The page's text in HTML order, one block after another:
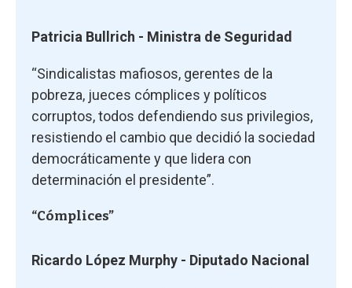
Patricia Bullrich - Ministra de Seguridad
“Sindicalistas mafiosos, gerentes de la
pobreza, jueces cómplices y políticos
corruptos, todos defendiendo sus privilegios,
resistiendo el cambio que decidió la sociedad
democráticamente y que lidera con
determinación el presidente”.
“Cómplices”
Ricardo López Murphy - Diputado Nacional